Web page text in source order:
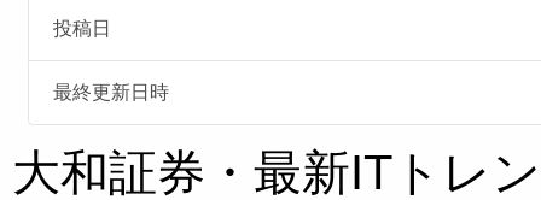
投稿日
最終更新日時
大和証券・最新ITトレ